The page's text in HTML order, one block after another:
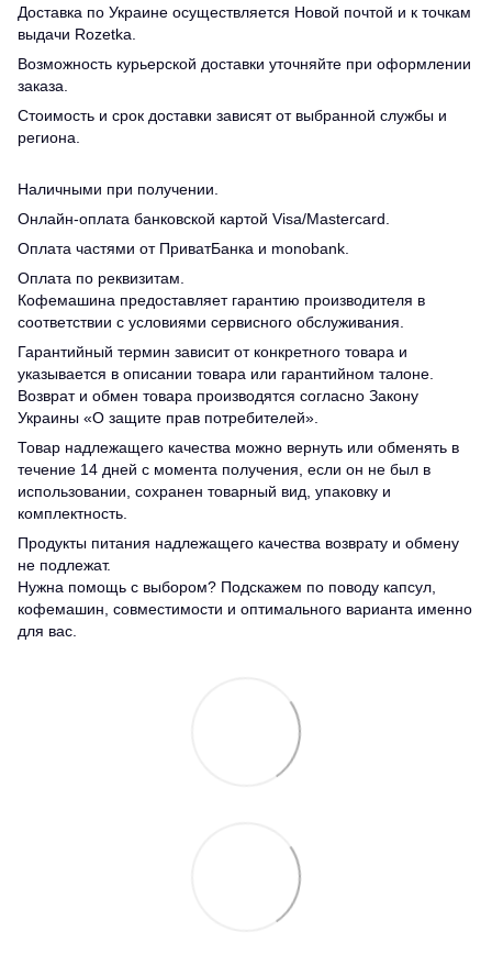
Доставка по Украине осуществляется Новой почтой и к точкам
выдачи Rozetka.
Возможность курьерской доставки уточняйте при оформлении
заказа.
Стоимость и срок доставки зависят от выбранной службы и
региона.
Наличными при получении.
Онлайн-оплата банковской картой Visa/Mastercard.
Оплата частями от ПриватБанка и monobank.
Оплата по реквизитам.
Кофемашина предоставляет гарантию производителя в
соответствии с условиями сервисного обслуживания.
Гарантийный термин зависит от конкретного товара и
указывается в описании товара или гарантийном талоне.
Возврат и обмен товара производятся согласно Закону
Украины «О защите прав потребителей».
Товар надлежащего качества можно вернуть или обменять в
течение 14 дней с момента получения, если он не был в
использовании, сохранен товарный вид, упаковку и
комплектность.
Продукты питания надлежащего качества возврату и обмену
не подлежат.
Нужна помощь с выбором? Подскажем по поводу капсул,
кофемашин, совместимости и оптимального варианта именно
для вас.